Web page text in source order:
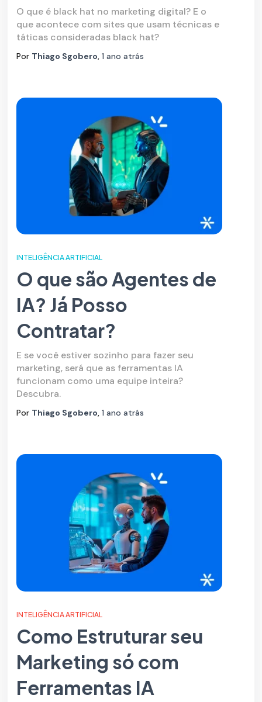
O que é black hat no marketing digital? E o
que acontece com sites que usam técnicas e
táticas consideradas black hat?
Por Thiago Sgobero,1 ano atrás
INTELIGÊNCIA ARTIFICIAL
O que são Agentes de
IA? Já Posso
Contratar?
E se você estiver sozinho para fazer seu
marketing, será que as ferramentas IA
funcionam como uma equipe inteira?
Descubra.
Por Thiago Sgobero,1 ano atrás
INTELIGÊNCIA ARTIFICIAL
Como Estruturar seu
Marketing só com
Ferramentas IA